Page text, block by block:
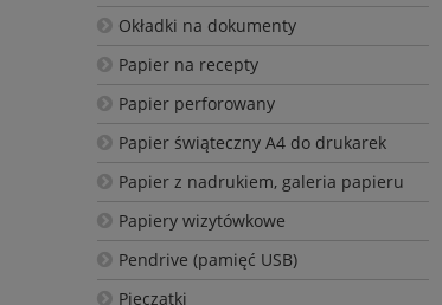
Okładki na dokumenty
Papier na recepty
Papier perforowany
Papier świąteczny A4 do drukarek
Papier z nadrukiem, galeria papieru
Papiery wizytówkowe
Pendrive (pamięć USB)
Pieczątki